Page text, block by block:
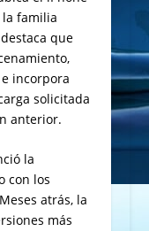
la familia
que
incorpora
solicitada
anterior.
la
con los
atrás, la
más